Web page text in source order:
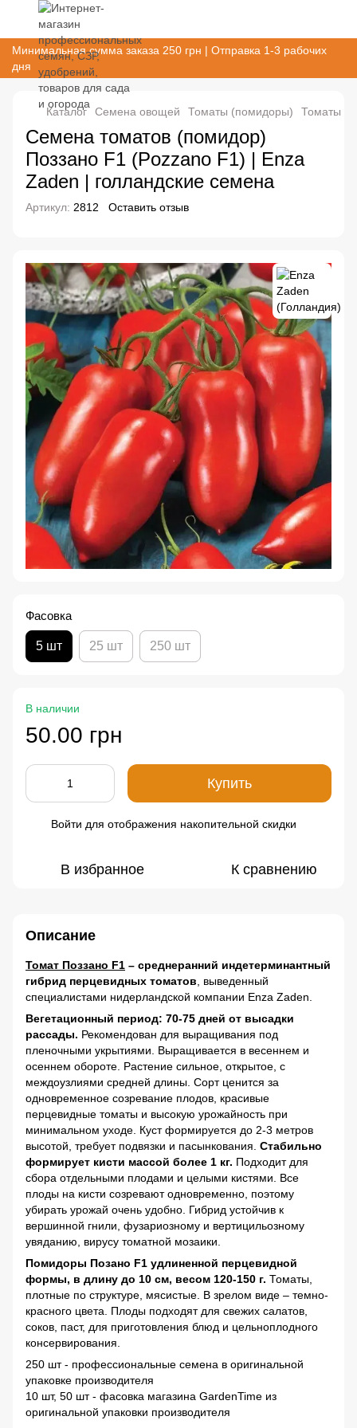
Минимальная сумма заказа 250 грн | Отправка 1-3 рабочих
дня
Каталог Семена овощей Томаты (помидоры) Томаты
Семена томатов (помидор)
Поззано F1 (Pozzano F1) | Enza
Zaden | голландские семена
Артикул: 2812 Оставить отзыв
Фасовка
5 шт 25 шт 250 шт
В наличии
50.00 грн
Купить
Войти для отображения накопительной скидки
В избранное К сравнению
Описание
Томат Поззано F1 – среднеранний индетерминантный
гибрид перцевидных томатов , выведенный
специалистами нидерландской компании Enza Zaden.
Вегетационный период: 70-75 дней от высадки
рассады. Рекомендован для выращивания под
пленочными укрытиями. Выращивается в весеннем и
осеннем обороте. Растение сильное, открытое, с
междоузлиями средней длины. Сорт ценится за
одновременное созревание плодов, красивые
перцевидные томаты и высокую урожайность при
минимальном уходе. Куст формируется до 2-3 метров
высотой, требует подвязки и пасынкования. Стабильно
формирует кисти массой более 1 кг. Подходит для
сбора отдельными плодами и целыми кистями. Все
плоды на кисти созревают одновременно, поэтому
убирать урожай очень удобно. Гибрид устойчив к
вершинной гнили, фузариозному и вертицильозному
увяданию, вирусу томатной мозаики.
Помидоры Позано F1 удлиненной перцевидной
формы, в длину до 10 см, весом 120-150 г. Томаты,
плотные по структуре, мясистые. В зрелом виде – темно-
красного цвета. Плоды подходят для свежих салатов,
соков, паст, для приготовления блюд и цельноплодного
консервирования.
250 шт - профессиональные семена в оригинальной
упаковке производителя
10 шт, 50 шт - фасовка магазина GardenTime из
оригинальной упаковки производителя